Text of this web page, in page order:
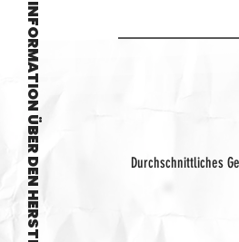
Durchschnittliches